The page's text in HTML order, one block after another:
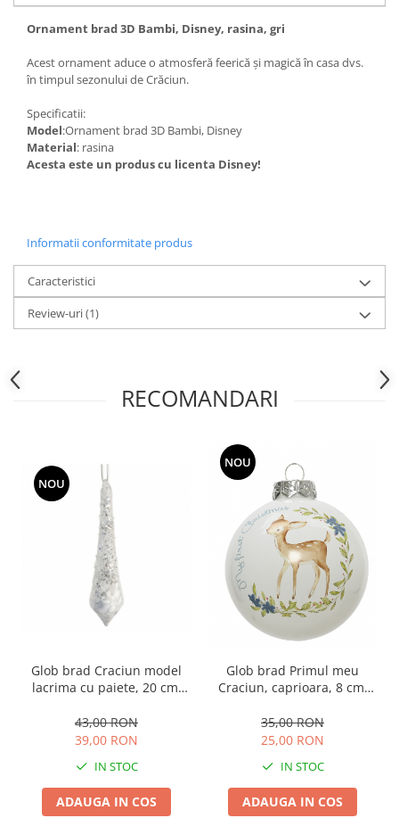
Ornament brad 3D Bambi, Disney, rasina, gri
Acest ornament aduce o atmosferă feerică și magică în casa dvs.
în timpul sezonului de Crăciun.
Specificatii:
Model:Ornament brad 3D Bambi, Disney
Material: rasina
Acesta este un produs cu licenta Disney!
Informatii conformitate produs
Caracteristici
Review-uri(1)
RECOMANDARI
NOU
Glob brad Craciun model
lacrima cu paiete, 20 cm,
43,00 RON
39,00 RON
IN STOC
ADAUGA IN COS
NOU
Glob brad Primul meu
Craciun, caprioara, 8 cm,
35,00 RON
25,00 RON
IN STOC
ADAUGA IN COS